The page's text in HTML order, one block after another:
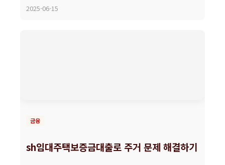
2025-06-15
금융
sh임대주택보증금대출로 주거 문제 해결하기